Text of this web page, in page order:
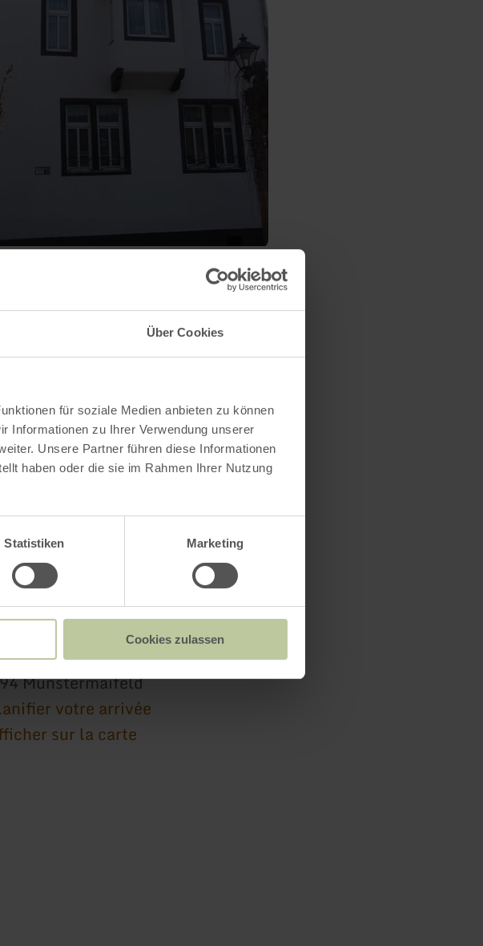
Über Cookies
für soziale Medien anbieten zu können
Informationen zu Ihrer Verwendung unserer
Unsere Partner führen diese Informationen
haben oder die sie im Rahmen Ihrer Nutzung
Statistiken Marketing
Cookies zulassen
Burg
Münstermaifeld
votre arrivée
sur la carte